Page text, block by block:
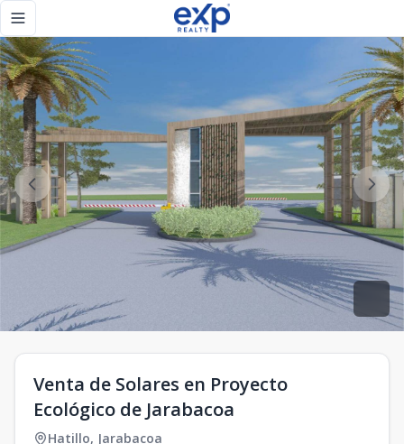
Toggle navigation menu
Venta de Solares en Proyecto
Ecológico de Jarabacoa
Hatillo, Jarabacoa
Venta de Solares en Proyecto Ecológico de Jarabacoa - eXp